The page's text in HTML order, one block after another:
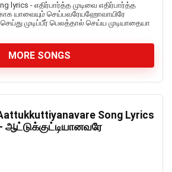
lyrics - எதிர்பார்த்த முடிவை எதிர்பார்த்த
யாவையும் செய்பவரேயஹோவாயிரே
முடிப்பீர் பெலத்தால் செய்ய முடியாதையா
MORE SONGS
Song Lyrics
ஆட்டுக்குட்டியானவரே